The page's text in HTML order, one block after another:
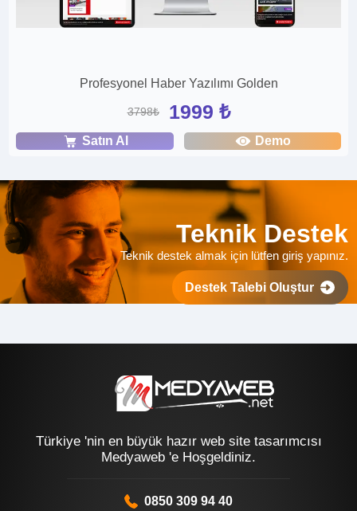
Profesyonel Haber Yazılımı Golden
3798₺ 1999 ₺
Satın Al Demo
Teknik Destek
Teknik destek almak için lütfen giriş yapınız.
Destek Talebi Oluştur
Türkiye 'nin en büyük hazır web site tasarımcısı
Medyaweb 'e Hoşgeldiniz.
0850 309 94 40